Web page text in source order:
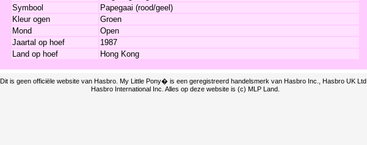
Symbool
Papegaai (rood/geel)
Kleur ogen
Groen
Mond
Open
Jaartal op hoef
1987
Land op hoef
Hong Kong
Dit is geen officiële website van Hasbro. My Little Pony� is een geregistreerd handelsmerk van Hasbro Inc., Hasbro UK Ltd.,
Hasbro International Inc. Alles op deze website is (c) MLP Land.